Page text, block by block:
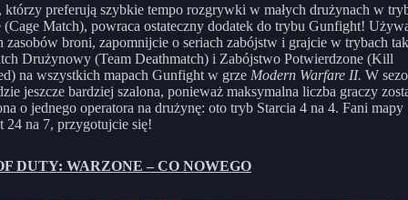
którzy preferują szybkie tempo rozgrywki w małych drużynach w
Match), powraca ostateczny dodatek do trybu Gunfight!
zasobów broni, zapomnijcie o seriach zabójstw i grajcie w trybach
Drużynowy (Team Deathmatch) i Zabójstwo Potwierdzone (Kill
na wszystkich mapach Gunfight w grze Modern Warfare II. W
jeszcze bardziej szalona, ponieważ maksymalna liczba graczy
o jednego operatora na drużynę: oto tryb Starcia 4 na 4. Fani mapy
24 na 7, przygotujcie się!
DUTY: WARZONE – CO NOWEGO